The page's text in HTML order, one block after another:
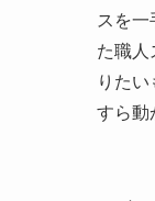
スを
た職人
りた
すら動